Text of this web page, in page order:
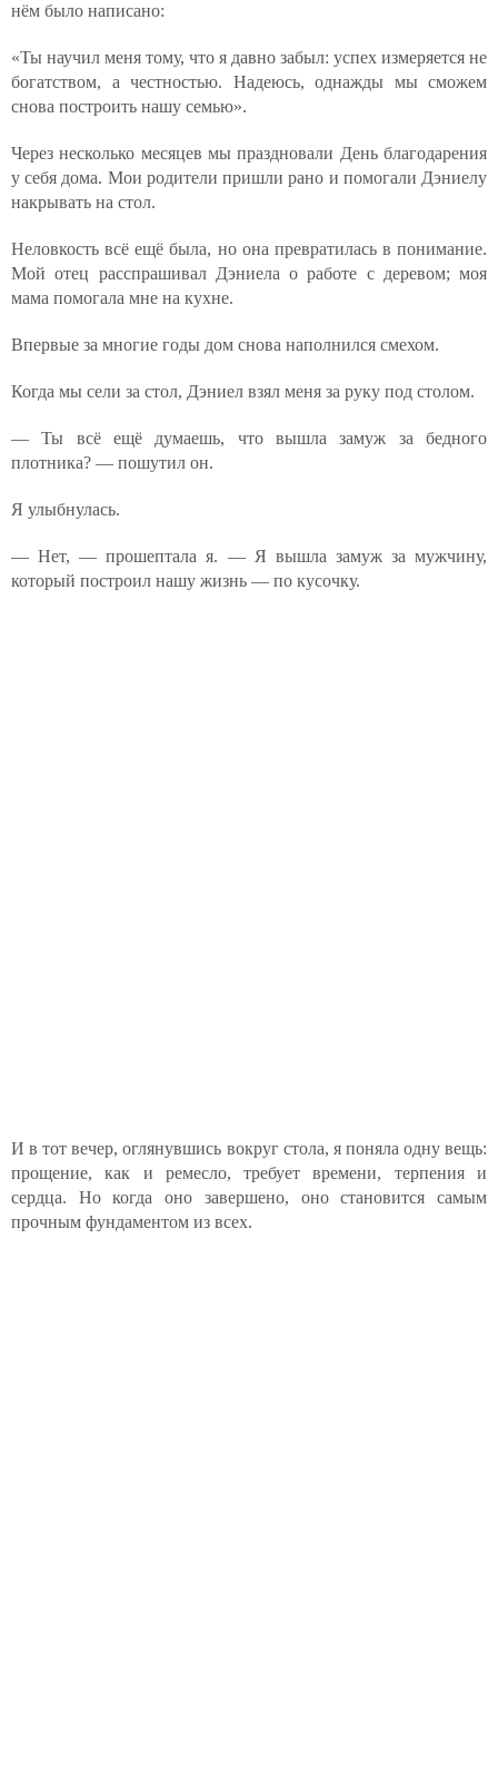
нём было написано:
«Ты научил меня тому, что я давно забыл: успех измеряется не
богатством, а честностью. Надеюсь, однажды мы сможем
снова построить нашу семью».
Через несколько месяцев мы праздновали День благодарения
у себя дома. Мои родители пришли рано и помогали Дэниелу
накрывать на стол.
Неловкость всё ещё была, но она превратилась в понимание.
Мой отец расспрашивал Дэниела о работе с деревом; моя
мама помогала мне на кухне.
Впервые за многие годы дом снова наполнился смехом.
Когда мы сели за стол, Дэниел взял меня за руку под столом.
— Ты всё ещё думаешь, что вышла замуж за бедного
плотника? — пошутил он.
Я улыбнулась.
— Нет, — прошептала я. — Я вышла замуж за мужчину,
который построил нашу жизнь — по кусочку.
И в тот вечер, оглянувшись вокруг стола, я поняла одну вещь:
прощение, как и ремесло, требует времени, терпения и
сердца. Но когда оно завершено, оно становится самым
прочным фундаментом из всех.